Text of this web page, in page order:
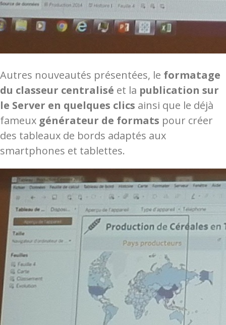
Autres nouveautés présentées, le formatage
du classeur centralisé et la publication sur
le Server en quelques clics ainsi que le déjà
fameux générateur de formats pour créer
des tableaux de bords adaptés aux
smartphones et tablettes.